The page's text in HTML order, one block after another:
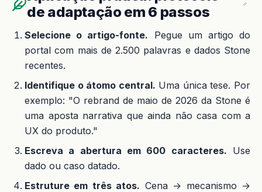
de adaptação em 6 passos
Selecione o artigo-fonte. Pegue um artigo do
portal com mais de 2.500 palavras e dados Stone
recentes.
Identifique o átomo central. Uma única tese. Por
exemplo: "O rebrand de maio de 2026 da Stone é
uma aposta narrativa que ainda não casa com a
UX do produto."
Escreva a abertura em 600 caracteres. Use
dado ou caso datado.
Estruture em três atos. Cena → mecanismo →